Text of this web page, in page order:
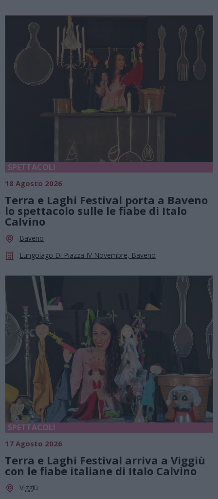
SPETTACOLI
18 Agosto 2026
Terra e Laghi Festival porta a Baveno
lo spettacolo sulle le fiabe di Italo
Calvino
Baveno
Lungolago Di Piazza IV Novembre, Baveno
SPETTACOLI
17 Agosto 2026
Terra e Laghi Festival arriva a Viggiù
con le fiabe italiane di Italo Calvino
Viggiù